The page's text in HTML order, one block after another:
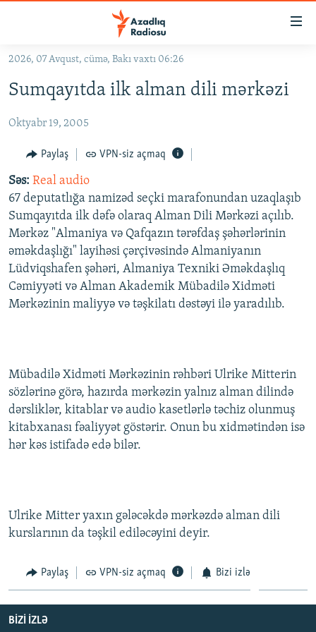
Əsas
qayıt
naviqasiyaya
Axtarışa
keç
#İZAHLA
KORRUPSIOMETR
#ƏSLINDƏ
FƏRQƏ BAX
QANUNI DOĞRU
ARAŞDIRMA
MULTIMEDIA
VIDEO
FOTOQALEREYA
RADIO ARXIV
OXU ZALI
İZ - MƏDƏNIYYƏT PROQRAMI
HAQQIMIZDA
MATERIALLARIMIZDAN ISTIFADƏ
AZADLIQRADIOSU MOBIL TELEFONUNUZDA
BIZIMLƏ ƏLAQƏ
RFE/RL-in bütün saytları
2026, 07 Avqust, cümə, Bakı vaxtı 06:26
Sumqayıtda ilk alman dili mərkəzi
Oktyabr 19, 2005
Paylaş VPN-siz açmaq
Səs: Real audio
67 deputatlığa namizəd seçki marafonundan uzaqlaşıb
Sumqayıtda ilk dəfə olaraq Alman Dili Mərkəzi açılıb.
Mərkəz "Almaniya və Qafqazın tərəfdaş şəhərlərinin
əməkdaşlığı" layihəsi çərçivəsində Almaniyanın
Lüdviqshafen şəhəri, Almaniya Texniki Əməkdaşlıq
Cəmiyyəti və Alman Akademik Mübadilə Xidməti
Mərkəzinin maliyyə və təşkilatı dəstəyi ilə yaradılıb.
Mübadilə Xidməti Mərkəzinin rəhbəri Ulrike Mitterin
sözlərinə görə, hazırda mərkəzin yalnız alman dilində
dərsliklər, kitablar və audio kasetlərlə təchiz olunmuş
kitabxanası fəaliyyət göstərir. Onun bu xidmətindən isə
hər kəs istifadə edə bilər.
Ulrike Mitter yaxın gələcəkdə mərkəzdə alman dili
kurslarının da təşkil ediləcəyini deyir.
Paylaş VPN-siz açmaq Bizi izlə
BIZI IZLƏ